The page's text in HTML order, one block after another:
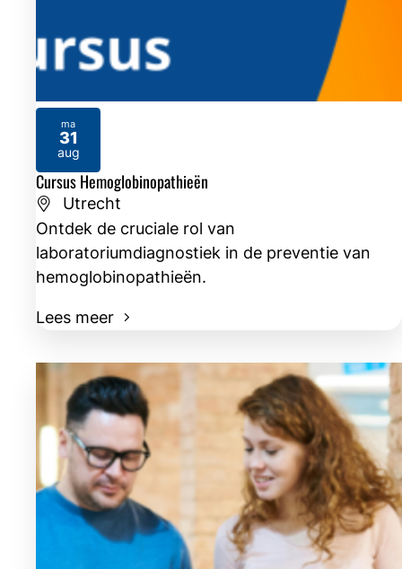
Cursus Hemoglobinopathieën
Utrecht
Ontdek de cruciale rol van
laboratoriumdiagnostiek in de preventie van
hemoglobinopathieën.
Lees meer
ma
31
aug
2026